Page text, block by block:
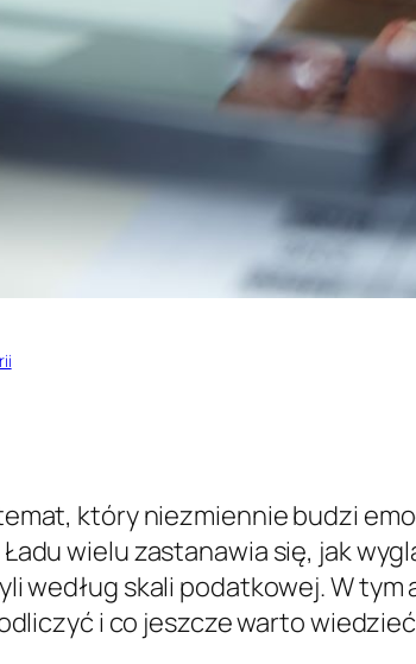
który niezmiennie budzi
wielu zastanawia się, jak
według skali podatkowej. W
i co jeszcze warto